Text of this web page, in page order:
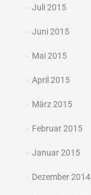
Juli 2015
Juni 2015
Mai 2015
April 2015
März 2015
Februar 2015
Januar 2015
Dezember 2014